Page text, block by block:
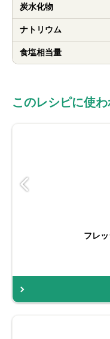
炭水化物
ナトリウム
食塩相当量
このレシピに使
フレ